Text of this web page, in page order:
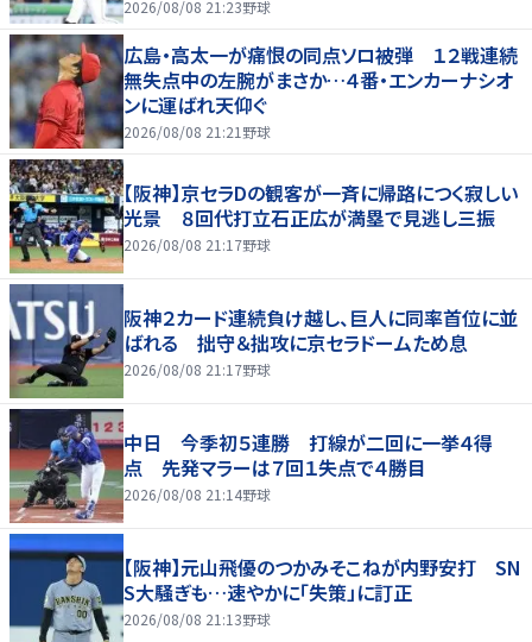
2026/08/08 21:23野球
広島・高太一が痛恨の同点ソロ被弾 １２戦連続
無失点中の左腕がまさか…４番・エンカーナシオ
ンに運ばれ天仰ぐ
2026/08/08 21:21 野球
【阪神】京セラDの観客が一斉に帰路につく寂しい
光景 ８回代打立石正広が満塁で見逃し三振
2026/08/08 21:17野球
阪神２カード連続負け越し、巨人に同率首位に並
ばれる 拙守＆拙攻に京セラドームため息
2026/08/08 21:17野球
中日 今季初５連勝 打線が二回に一挙４得
点 先発マラーは７回１失点で４勝目
2026/08/08 21:14野球
【阪神】元山飛優のつかみそこねが内野安打 SN
S大騒ぎも…速やかに「失策」に訂正
2026/08/08 21:13野球